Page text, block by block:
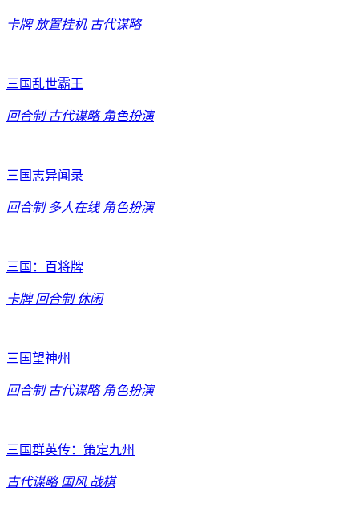
卡牌 放置挂机 古代谋略
三国乱世霸王
回合制 古代谋略 角色扮演
三国志异闻录
回合制 多人在线 角色扮演
三国：百将牌
卡牌 回合制 休闲
三国望神州
回合制 古代谋略 角色扮演
三国群英传：策定九州
古代谋略 国风 战棋